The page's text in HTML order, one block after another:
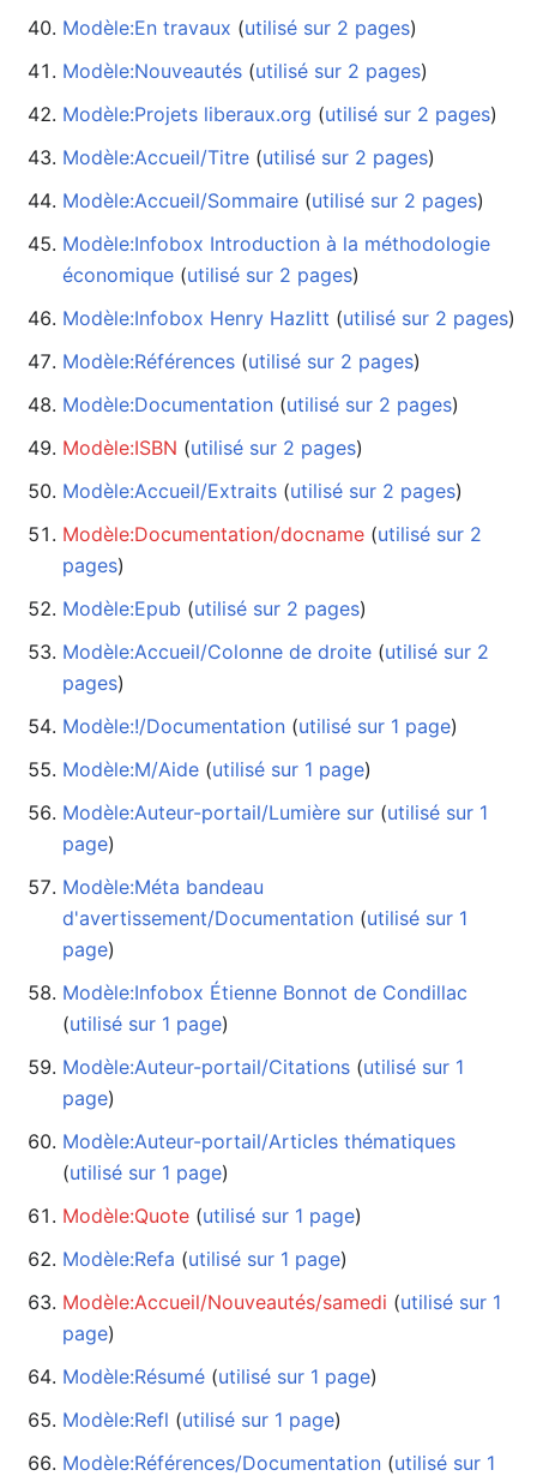
Modèle:En travaux ‏‎ (utilisé sur 2 pages)
Modèle:Nouveautés ‏‎ (utilisé sur 2 pages)
Modèle:Projets liberaux.org ‏‎ (utilisé sur 2 pages)
Modèle:Accueil/Titre ‏‎ (utilisé sur 2 pages)
Modèle:Accueil/Sommaire ‏‎ (utilisé sur 2 pages)
Modèle:Infobox Introduction à la méthodologie
économique ‏‎ (utilisé sur 2 pages)
Modèle:Infobox Henry Hazlitt ‏‎ (utilisé sur 2 pages)
Modèle:Références ‏‎ (utilisé sur 2 pages)
Modèle:Documentation ‏‎ (utilisé sur 2 pages)
Modèle:ISBN ‏‎ (utilisé sur 2 pages)
Modèle:Accueil/Extraits ‏‎ (utilisé sur 2 pages)
Modèle:Documentation/docname ‏‎ (utilisé sur 2
pages)
Modèle:Epub ‏‎ (utilisé sur 2 pages)
Modèle:Accueil/Colonne de droite ‏‎ (utilisé sur 2
pages)
Modèle:!/Documentation ‏‎ (utilisé sur 1 page)
Modèle:M/Aide ‏‎ (utilisé sur 1 page)
Modèle:Auteur-portail/Lumière sur ‏‎ (utilisé sur 1
page)
Modèle:Méta bandeau
d'avertissement/Documentation ‏‎ (utilisé sur 1
page)
Modèle:Infobox Étienne Bonnot de Condillac
(utilisé sur 1 page)
Modèle:Auteur-portail/Citations ‏‎ (utilisé sur 1
page)
Modèle:Auteur-portail/Articles thématiques
(utilisé sur 1 page)
Modèle:Quote ‏‎ (utilisé sur 1 page)
Modèle:Refa ‏‎ (utilisé sur 1 page)
Modèle:Accueil/Nouveautés/samedi ‏‎ (utilisé sur 1
page)
Modèle:Résumé ‏‎ (utilisé sur 1 page)
Modèle:Refl ‏‎ (utilisé sur 1 page)
Modèle:Références/Documentation ‏‎ (utilisé sur 1